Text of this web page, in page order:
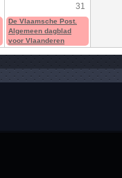
31
De Vlaamsche Post.
Algemeen dagblad
voor Vlaanderen